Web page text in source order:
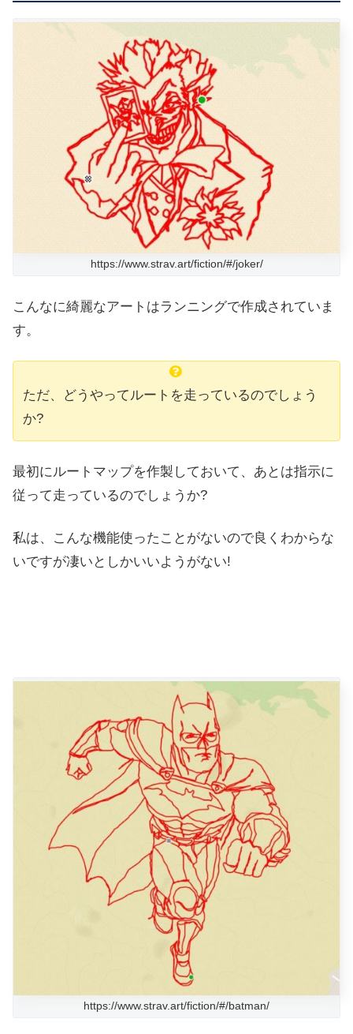
https://www.strav.art/fiction/#/joker/
こんなに綺麗なアートはランニングで作成されていま
す。
ただ、どうやってルートを走っているのでしょう
か?
最初にルートマップを作製しておいて、あとは指示に
従って走っているのでしょうか?
私は、こんな機能使ったことがないので良くわからな
いですが凄いとしかいいようがない!
https://www.strav.art/fiction/#/batman/